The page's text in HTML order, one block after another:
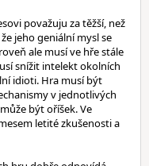
považuju za těžší, než
jeho geniální mysl se
ale musí ve hře stále
snížit intelekt okolních
idioti. Hra musí být
v jednotlivých
být oříšek. Ve
letité zkušenosti a